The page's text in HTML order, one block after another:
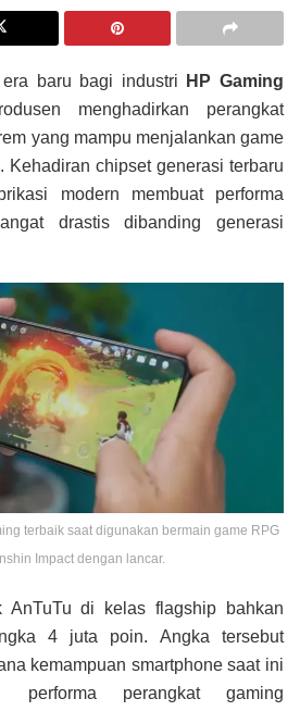
baru bagi industri
HP Gaming
menghadirkan perangkat
yang mampu menjalankan game
Kehadiran chipset generasi terbaru
modern membuat performa
drastis dibanding generasi
terbaik saat digunakan bermain game RPG
Impact dengan lancar.
AnTuTu di kelas flagship bahkan
4 juta poin. Angka tersebut
kemampuan smartphone saat ini
performa perangkat gaming